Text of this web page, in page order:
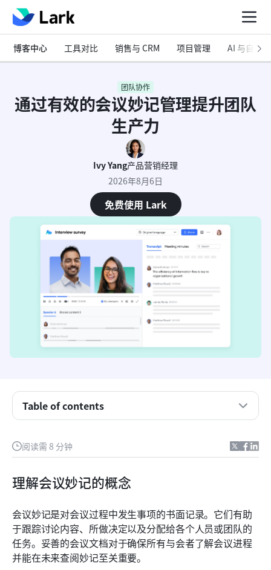
博客中心 工具对比 销售与 CRM 项目管理 AI 与自动化
团队协作
通过有效的会议妙记管理提升团队
生产力
Ivy Yang产品营销经理
2026年8月6日
免费使用 Lark
阅读需 8 分钟
理解会议妙记的概念
会议妙记是对会议过程中发生事项的书面记录。它们有助
于跟踪讨论内容、所做决定以及分配给各个人员或团队的
任务。妥善的会议文档对于确保所有与会者了解会议进程
并能在未来查阅妙记至关重要。
Table of contents
会议妙记的优势
选择合适的会议妙记工具
释放Lark妙记的强大功能
关于如何使用Lark已开启妙记的简要总结
充分利用Lark妙记的技巧